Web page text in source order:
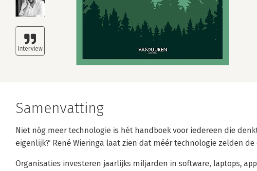
Samenvatting
Niet nóg meer technologie is hét handboek voor iedereen die
eigenlijk?' René Wieringa laat zien dat méér technologie zelden de
Organisaties investeren jaarlijks miljarden in software, laptops,